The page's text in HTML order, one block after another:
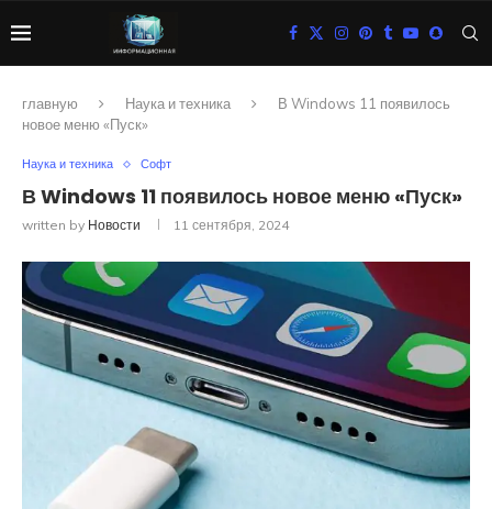
главную Наука и техника
В Windows 11 появилось
новое меню «Пуск»
Наука и техника Софт
В Windows 11 появилось новое меню «Пуск»
written by Новости 11 сентября, 2024